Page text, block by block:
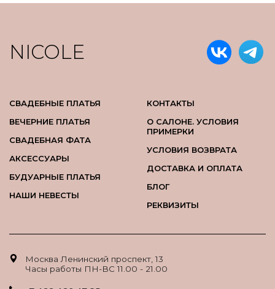
NICOLE
СВАДЕБНЫЕ ПЛАТЬЯ
ВЕЧЕРНИЕ ПЛАТЬЯ
СВАДЕБНАЯ ФАТА
АКСЕССУАРЫ
БУДУАРНЫЕ ПЛАТЬЯ
НАШИ НЕВЕСТЫ
КОНТАКТЫ
О САЛОНЕ. УСЛОВИЯ
ПРИМЕРКИ
УСЛОВИЯ ВОЗВРАТА
ДОСТАВКА И ОПЛАТА
БЛОГ
РЕКВИЗИТЫ
Москва Ленинский проспект, 13
Часы работы ПН-ВС 11.00 - 21.00